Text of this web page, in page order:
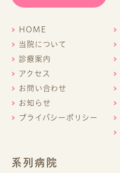
HOME
当院について
診療案内
アクセス
お問い合わせ
お知らせ
プライバシーポリシー
系列病院